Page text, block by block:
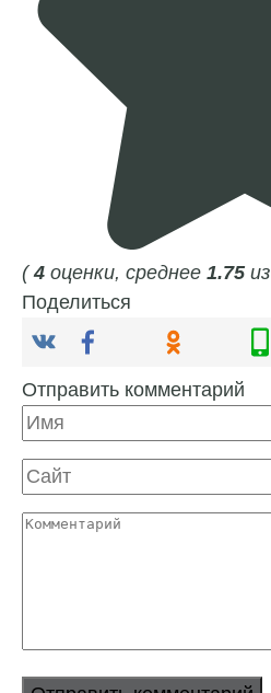
(4 оценки, среднее 1.75из
Поделиться
Отправить комментарий
Имя
Сайт
Комментарий